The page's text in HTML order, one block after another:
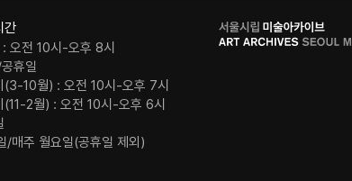
간
오전 10시-오후 8시
휴일
(3-10월) : 오전 10시-오후 7시
(11-2월) : 오전 10시-오후 6시
/매주 월요일(공휴일 제외)
로
고